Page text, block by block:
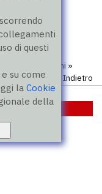
di questi
su come
laCookie
della
Riunioni »
Indietro